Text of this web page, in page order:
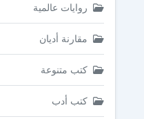
روايات عالمية
مقارنة أديان
كتب متنوعة
كتب أدب